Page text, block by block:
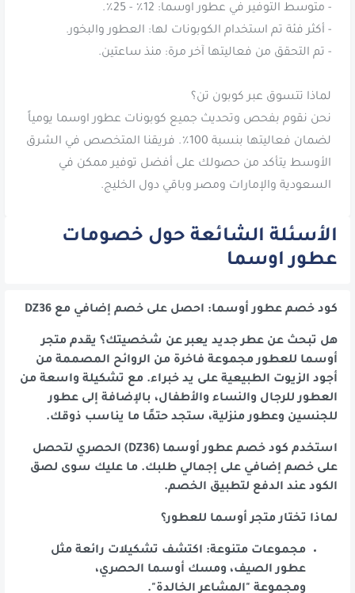
نحن نقوم بفحص وتحديث جميع كوبونات عطور اوسما يومياً
لضمان فعاليتها بنسبة 100٪. فريقنا المتخصص في الشرق
الأوسط يتأكد من حصولك على أفضل توفير ممكن في
السعودية والإمارات ومصر وباقي دول الخليج.
الأسئلة الشائعة حول خصومات
عطور اوسما
كود خصم عطور أوسما: احصل على خصم إضافي مع DZ36
هل تبحث عن عطر جديد يعبر عن شخصيتك؟ يقدم متجر
أوسما للعطور مجموعة فاخرة من الروائح المصممة من
أجود الزيوت الطبيعية على يد خبراء. مع تشكيلة واسعة من
العطور للرجال والنساء والأطفال، بالإضافة إلى عطور
للجنسين وعطور منزلية، ستجد حتمًا ما يناسب ذوقك.
استخدم كود خصم عطور أوسما (DZ36) الحصري لتحصل
على خصم إضافي على إجمالي طلبك. ما عليك سوى لصق
الكود عند الدفع لتطبيق الخصم.
لماذا تختار متجر أوسما للعطور؟
مجموعات متنوعة: اكتشف تشكيلات رائعة مثل
عطور الصيف، ومسك أوسما الحصري،
ومجموعة "المشاعر الخالدة".